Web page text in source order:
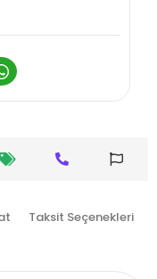
Taksit Seçenekleri